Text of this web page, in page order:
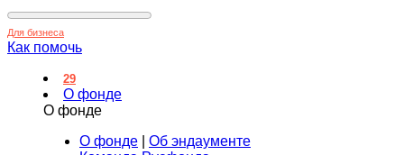
Для бизнеса
Как помочь
29
О фонде
О фонде
О фонде
Об эндаументе